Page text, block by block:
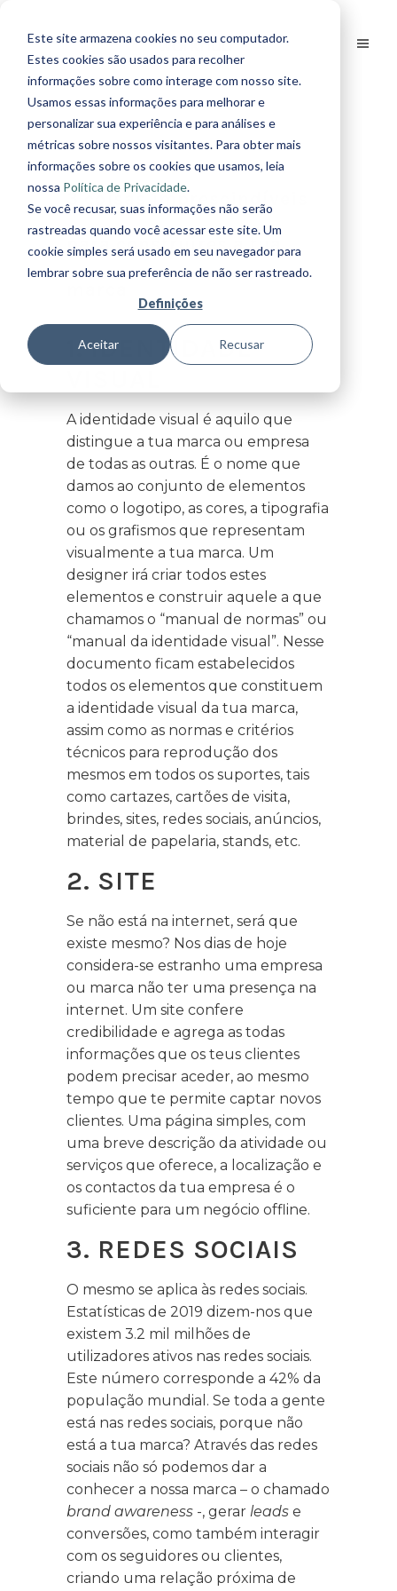
Este site armazena cookies no seu computador.
Estes cookies são usados para recolher
informações sobre como interage com nosso site.
Usamos essas informações para melhorar e
personalizar sua experiência e para análises e
métricas sobre nossos visitantes. Para obter mais
informações sobre os cookies que usamos, leia
nossa Política de Privacidade.
Se você recusar, suas informações não serão
rastreadas quando você acessar este site. Um
cookie simples será usado em seu navegador para
lembrar sobre sua preferência de não ser rastreado.
Definições
Aceitar Recusar
3 coisas imprescindíveis
para construíres a tua
1. IDENTIDADE
A identidade visual é aquilo que
distingue a tua marca ou empresa
de todas as outras. É o nome que
damos ao conjunto de elementos
como o logotipo, as cores, a tipografia
ou os grafismos que representam
visualmente a tua marca. Um
designer irá criar todos estes
elementos e construir aquele a que
chamamos o “manual de normas” ou
“manual da identidade visual”. Nesse
documento ficam estabelecidos
todos os elementos que constituem
a identidade visual da tua marca,
assim como as normas e critérios
técnicos para reprodução dos
mesmos em todos os suportes, tais
como cartazes, cartões de visita,
brindes, sites, redes sociais, anúncios,
material de papelaria, stands, etc.
2. SITE
Se não está na internet, será que
existe mesmo? Nos dias de hoje
considera-se estranho uma empresa
ou marca não ter uma presença na
internet. Um site confere
credibilidade e agrega as todas
informações que os teus clientes
podem precisar aceder, ao mesmo
tempo que te permite captar novos
clientes. Uma página simples, com
uma breve descrição da atividade ou
serviços que oferece, a localização e
os contactos da tua empresa é o
suficiente para um negócio offline.
3. REDES SOCIAIS
O mesmo se aplica às redes sociais.
Estatísticas de 2019 dizem-nos que
existem 3.2 mil milhões de
utilizadores ativos nas redes sociais.
Este número corresponde a 42% da
população mundial. Se toda a gente
está nas redes sociais, porque não
está a tua marca? Através das redes
sociais não só podemos dar a
conhecer a nossa marca – o chamado
brand awareness -, gerar leads e
conversões, como também interagir
com os seguidores ou clientes,
criando uma relação próxima de